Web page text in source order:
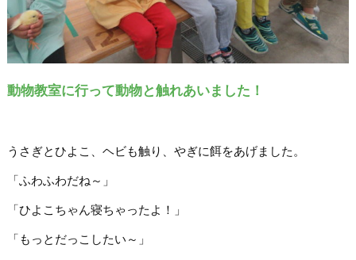
動物教室に行って動物と触れあいました！
うさぎとひよこ、ヘビも触り、やぎに餌をあげました。
「ふわふわだね～」
「ひよこちゃん寝ちゃったよ！」
「もっとだっこしたい～」